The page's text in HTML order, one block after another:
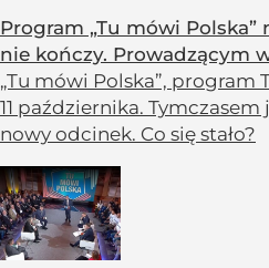
Program „Tu mówi Polska”
nie kończy. Prowadzącym
„Tu mówi Polska”, program
11 października.
nowy odcinek. Co się stało?